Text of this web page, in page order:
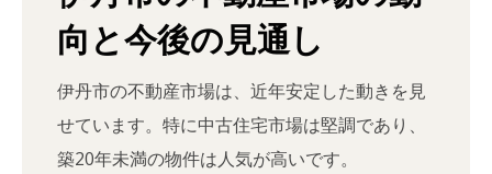
向と今後の見通し
伊丹市の不動産市場は、近年安定した動きを見
せています。特に中古住宅市場は堅調であり、
築20年未満の物件は人気が高いです。